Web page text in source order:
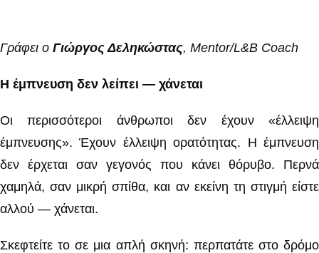
Γράφει ο Γιώργος Δεληκώστας, Mentor/L&B Coach
Η έμπνευση δεν λείπει — χάνεται
Οι περισσότεροι άνθρωποι δεν έχουν «έλλειψη
έμπνευσης». Έχουν έλλειψη ορατότητας. Η έμπνευση
δεν έρχεται σαν γεγονός που κάνει θόρυβο. Περνά
χαμηλά, σαν μικρή σπίθα, και αν εκείνη τη στιγμή είστε
αλλού — χάνεται.
Σκεφτείτε το σε μια απλή σκηνή: περπατάτε στο δρόμο